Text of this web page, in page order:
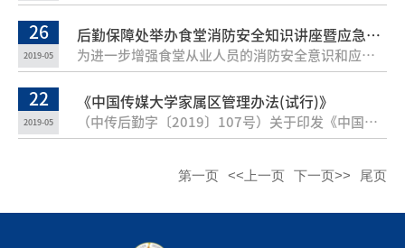
26
2019-05
后勤保障处举办食堂消防安全知识讲座暨应急演练
为进一步增强食堂从业人员的消防安全意识和应急处置能力，预防火灾事故发生，2019年5月24日下午，后勤保障处邀请保卫部徐文彪老师开展食堂消防安全知识讲座，各食堂120余名职工参加了此次培训。徐文彪老师首先结合近年来发生在全国各地的大小火灾事例，向大家传授了在食堂日常工作中应当掌握的消防安全知识，重点讲解了火灾的预防、火灾的应急处置、火场疏散和逃生等知识，特别强调在消防安全问题上任何人都不能抱有侥幸心理，必须时刻保持警钟长鸣，防患于未然，确保学校的安全与稳定。讲座后，徐老师为大家演示了灭火器、灭火毯的正确使用方法，食堂职工也纷纷参与到演练火种的扑灭中。通过此次活动，进一步强化了食堂工作人员的安全意识和自防自救能力，为火灾发生时的应急行动提供了宝贵经验。
22
2019-05
《中国传媒大学家属区管理办法(试行)》
（中传后勤字〔2019〕107号）关于印发《中国传媒大学家属区管理办法(试行)》的通知.pdf
第一页 <<上一页 下一页>> 尾页